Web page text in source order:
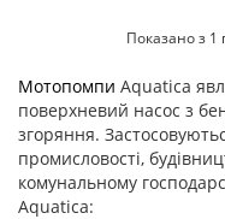
Показано з 1
Мотопомпи Aquatica
поверхневий насос з
згоряння.
промисловості,
комунальному
Aquatica: